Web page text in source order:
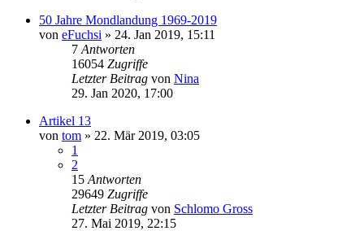
50 Jahre Mondlandung 1969-2019
von eFuchsi » 24. Jan 2019, 15:11
7 Antworten
16054 Zugriffe
Letzter Beitrag von Nina
29. Jan 2020, 17:00
Artikel 13
von tom » 22. Mär 2019, 03:05
1
2
15 Antworten
29649 Zugriffe
Letzter Beitrag von Schlomo Gross
27. Mai 2019, 22:15